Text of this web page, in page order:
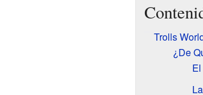
Trolls
¿De